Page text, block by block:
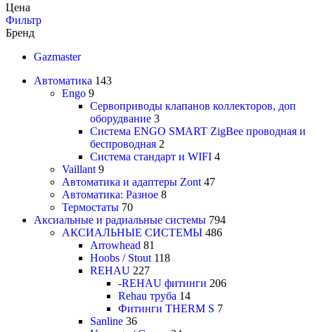
Цена
Фильтр
Бренд
Gazmaster
Автоматика 143
Engo 9
Сервоприводы клапанов коллекторов, доп
оборудвание 3
Система ENGO SMART ZigBee проводная и
беспроводная 2
Система стандарт и WIFI 4
Vaillant 9
Автоматика и адаптеры Zont 47
Автоматика: Разное 8
Термостаты 70
Аксиальные и радиальные системы 794
АКСИАЛЬНЫЕ СИСТЕМЫ 486
Arrowhead 81
Hoobs / Stout 118
REHAU 227
-REHAU фитинги 206
Rehau труба 14
Фитинги THERM S 7
Sanline 36